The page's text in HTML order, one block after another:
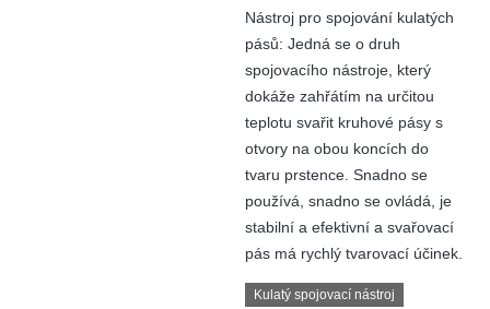
Nástroj pro spojování kulatých
pásů: Jedná se o druh
spojovacího nástroje, který
dokáže zahřátím na určitou
teplotu svařit kruhové pásy s
otvory na obou koncích do
tvaru prstence. Snadno se
používá, snadno se ovládá, je
stabilní a efektivní a svařovací
pás má rychlý tvarovací účinek.
Kulatý spojovací nástroj